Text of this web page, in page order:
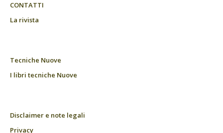
CONTATTI
La rivista
Tecniche Nuove
I libri tecniche Nuove
Disclaimer e note legali
Privacy